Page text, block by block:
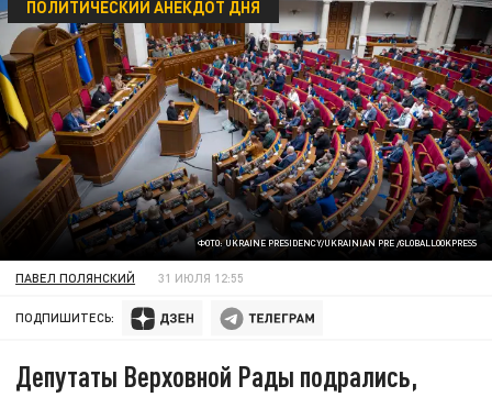
ФОТО: UKRAINE PRESIDENCY/UKRAINIAN PRE /GLOBALLOOKPRESS
ПОЛИТИЧЕСКИЙ АНЕКДОТ ДНЯ
ПАВЕЛ ПОЛЯНСКИЙ 31 ИЮЛЯ 12:55
ПОДПИШИТЕСЬ:
Депутаты Верховной Рады подрались,